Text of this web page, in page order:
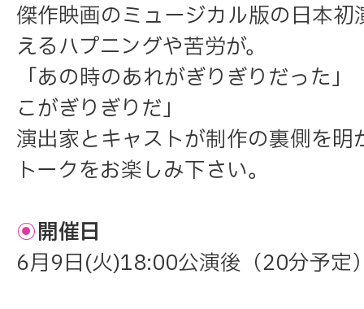
傑作映画のミュージカル版の日本初
えるハプニングや苦労が。
「あの時のあれがぎりぎりだった
こがぎりぎりだ」
演出家とキャストが制作の裏側を明
トークをお楽しみ下さい。
◉開催日
6月9日(火)18:00公演後（20分予定